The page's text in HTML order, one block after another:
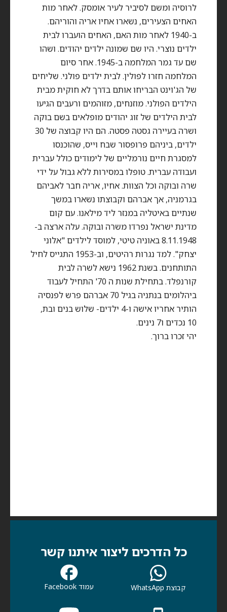
לרוסיה ומשם לסיביר לעיר אומסק. לאחר מות
האחים הצעירים, נשארו אחיו אריה והוריהם.
ב-1940 לאחר מות האם, האחים הועברו לבית
ילדים נוצרי. היו שם שמונה ילדים יהודים. ושהו
שם עד גמר המלחמה ב-1945. אחר סיום
המלחמה חזרו לפולין. לבית ילדים פולני. שליחים
של הג'וינט הבריחו אותם בדרך לא חוקית מבית
הילדים הפולני. מוזנחים, מזוהמים ורעבים הגיעו
לבית הילדים של זוג יהודים מופלאים בשם בוקה
ושרה בעיירה גסטה פסטה. הם היו קבוצה של 30
ילדים, ביניהם פרופסור שבח וייס, שהוכנסו
למסגרת חיים נורמליים של לימודים כולל עברית
ועבודה עברית. טופלו במסירות ללא גבול על ידי
שרה ובוקה וכל הצוות. אחיו, אריה חבר לאביהם
בגרמניה, אך אברהם וקבוצתו נשארו במשך
שנתיים באיטליה במנזר ליד מילאנו. עם קום
מדינת ישראל נפרדו משרה ובוקה. עלה ארצה ב-
8.11.1948 באוניה טיטי, למוסד לילדים "אלוני
יצחק". למד נגרות רהיטים, וב-1953 התגייס לחיל
התותחנים. בשנת 1962 נישא לשרה לבית
קורנפלד. בתחילת שנות ה 70' התחיל לעבוד
ביהלומים בנתניה בגיל 70 אברהם פרש לפנסיה
הותיר אחריו אישה ו-4 ילדים- שלוש בנים ובת,
10 נכדים ו7 נינים.
יהי זכרו ברוך.
כל הדרכים ליצור איתנו קשר
קבוצת WhatsApp עמוד Facebook